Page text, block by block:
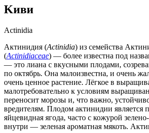
Kиви
Actinidia
Актинидия (Actinidia) из семейства
(Actinidiaceae) — более известна под
— это лиана с вкусными плодами,
по октябрь. Она малоизвестна, и очень
очень ценное растение. Лёгкое в
малотребовательно к условиям
переносит морозы и, что важно,
вредителям. Плодом актинидии является
яйцевидная ягода, часто с кожурой
внутри — зеленая ароматная мякоть.